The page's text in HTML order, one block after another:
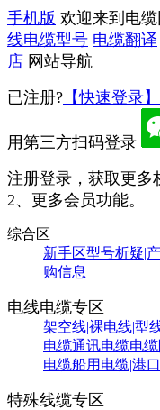
手机版 欢迎来到电缆
线电缆型号 电缆翻译
店 网站导航
已注册? 【快速登录】
用第三方扫码登录
注册登录，获取更多
2、更多会员功能。
综合区
新手区型号析疑|
购信息
电线电缆专区
架空线|裸电线|型
电缆通讯电缆电
电缆船用电缆|港
特殊线缆专区